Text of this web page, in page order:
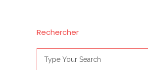
Rechercher
for: